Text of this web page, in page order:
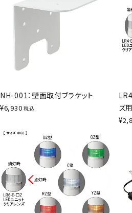
NH-001：壁面取付ブラケット
¥6,930 税込
ズ
¥